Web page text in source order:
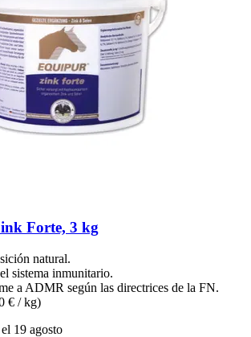
Forte, 3 kg
natural.
sistema inmunitario.
a ADMR según las directrices de la FN.
€ / kg)
19 agosto